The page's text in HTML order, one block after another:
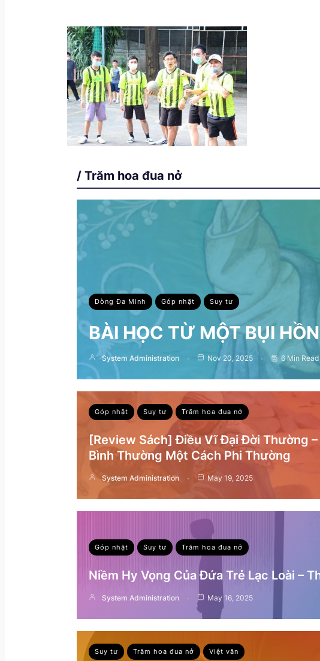
/ Trăm hoa đua nở
Dòng Đa Minh Góp nhặt Suy tư
BÀI HỌC TỪ MỘT BỤI
System Administration Nov 20, 2025 6 Min Read
Góp nhặt Suy tư Trăm hoa đua nở
[Review Sách] Điều Vĩ Đại Đời Thường –
Bình Thường Một Cách Phi Thường
System Administration May 19, 2025
Góp nhặt Suy tư Trăm hoa đua nở
Niềm Hy Vọng Của Đứa Trẻ Lạc Loài –
System Administration May 16, 2025
Suy tư Trăm hoa đua nở Việt văn